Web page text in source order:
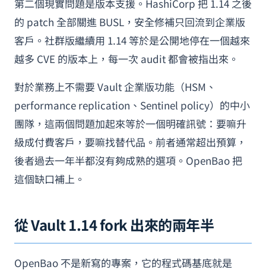
第二個現實問題是版本支援。HashiCorp 把 1.14 之後
的 patch 全部關進 BUSL，安全修補只回流到企業版
客戶。社群版繼續用 1.14 等於是公開地停在一個越來
越多 CVE 的版本上，每一次 audit 都會被指出來。
對於業務上不需要 Vault 企業版功能（HSM、
performance replication、Sentinel policy）的中小
團隊，這兩個問題加起來等於一個明確訊號：要嘛升
級成付費客戶，要嘛找替代品。前者通常超出預算，
後者過去一年半都沒有夠成熟的選項。OpenBao 把
這個缺口補上。
從 Vault 1.14 fork 出來的兩年半
OpenBao 不是新寫的專案，它的程式碼基底就是